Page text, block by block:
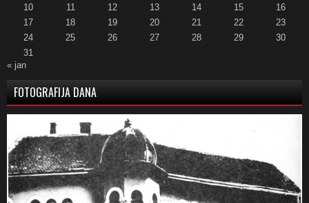
10
11 12 13 14 15
16
17
18 19 20 21 22
23
24
25 26 27 28 29
30
31
« jan
FOTOGRAFIJA DANA